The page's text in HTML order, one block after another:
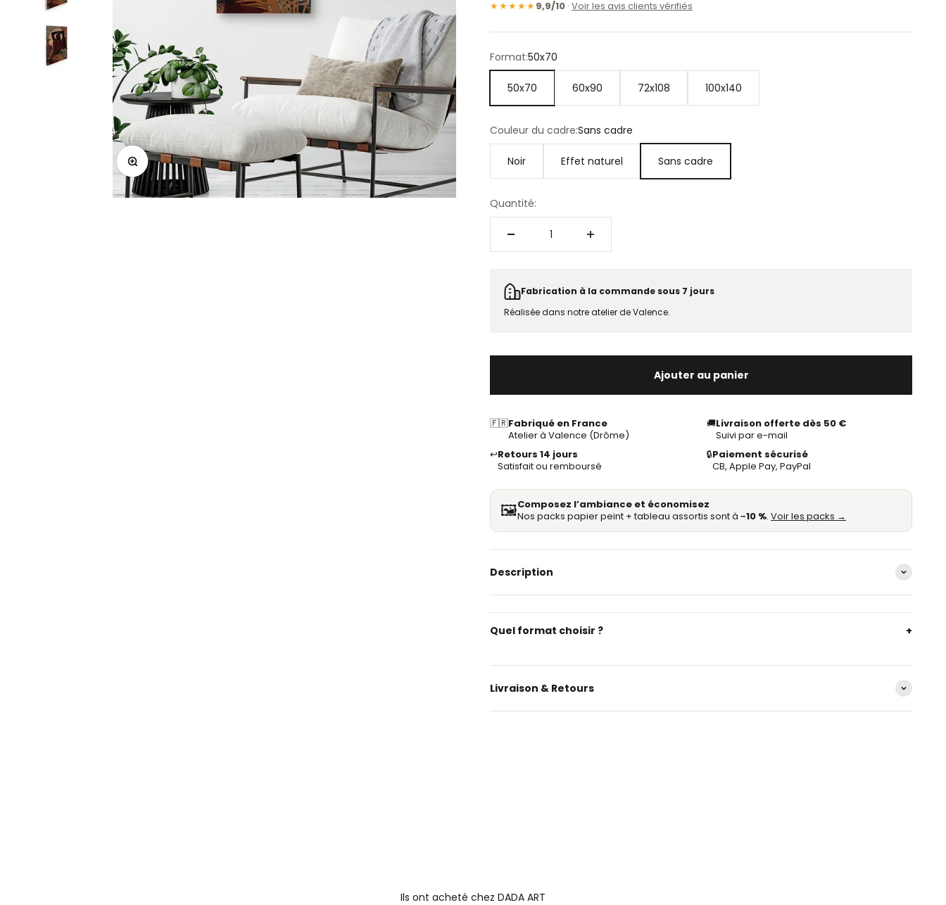
Zoomer sur l'image
★★★★★9,9/10 · Voir les avis clients vérifiés
Format:50x70
100x140
50x70 60x90 72x108
Couleur du cadre:Sans cadre
Noir Effet naturel Sans cadre
Quantité:
Fabrication à la commande sous 7 jours
Réalisée dans notre atelier de Valence.
Ajouter au panier
🇫🇷Fabriqué en France
Atelier à Valence (Drôme)
🚚Livraison offerte dès 50 €
Suivi par e-mail
↩️Retours 14 jours
Satisfait ou remboursé
🔒Paiement sécurisé
CB, Apple Pay, PayPal
🖼️Composez l’ambiance et économisez
Nos packs papier peint + tableau assortis sont à −10 %. Voir les packs →
Description
Quel format choisir ? +
Livraison & Retours
Ils ont acheté chez DADA ART